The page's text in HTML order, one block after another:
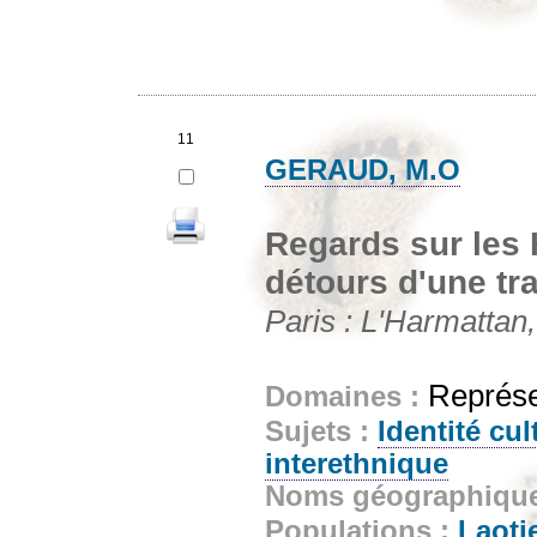
11
GERAUD, M.O
Regards sur les
détours d'une
Paris :
Domaines :
Sujets : Identité
interethnique
Noms
Populations :